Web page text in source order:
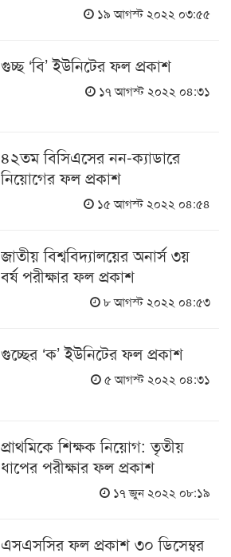
১৯ আগস্ট ২০২২ ০৩:৫৫
গুচ্ছ ‘বি’ ইউনিটের ফল প্রকাশ
১৭ আগস্ট ২০২২ ০৪:৩১
৪২তম বিসিএসের নন-ক্যাডারে
নিয়োগের ফল প্রকাশ
১৫ আগস্ট ২০২২ ০৪:৫৪
জাতীয় বিশ্ববিদ্যালয়ের অনার্স ৩য়
বর্ষ পরীক্ষার ফল প্রকাশ
৮ আগস্ট ২০২২ ০৪:৫৩
গুচ্ছের ‘ক’ ইউনিটের ফল প্রকাশ
৫ আগস্ট ২০২২ ০৪:৩১
প্রাথমিকে শিক্ষক নিয়োগ: তৃতীয়
ধাপের পরীক্ষার ফল প্রকাশ
১৭ জুন ২০২২ ০৮:১৯
এসএসসির ফল প্রকাশ ৩০ ডিসেম্বর